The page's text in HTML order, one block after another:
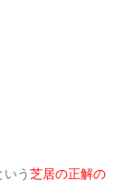
いう芝居の正解の